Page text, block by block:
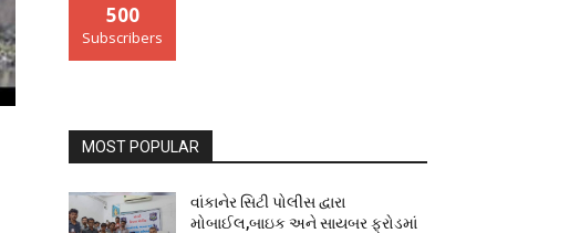
500
Subscribers
MOST POPULAR
વાંકાનેર સિટી પોલીસ દ્વારા
મોબાઈલ,બાઇક અને સાયબર ફ્રોડમાં